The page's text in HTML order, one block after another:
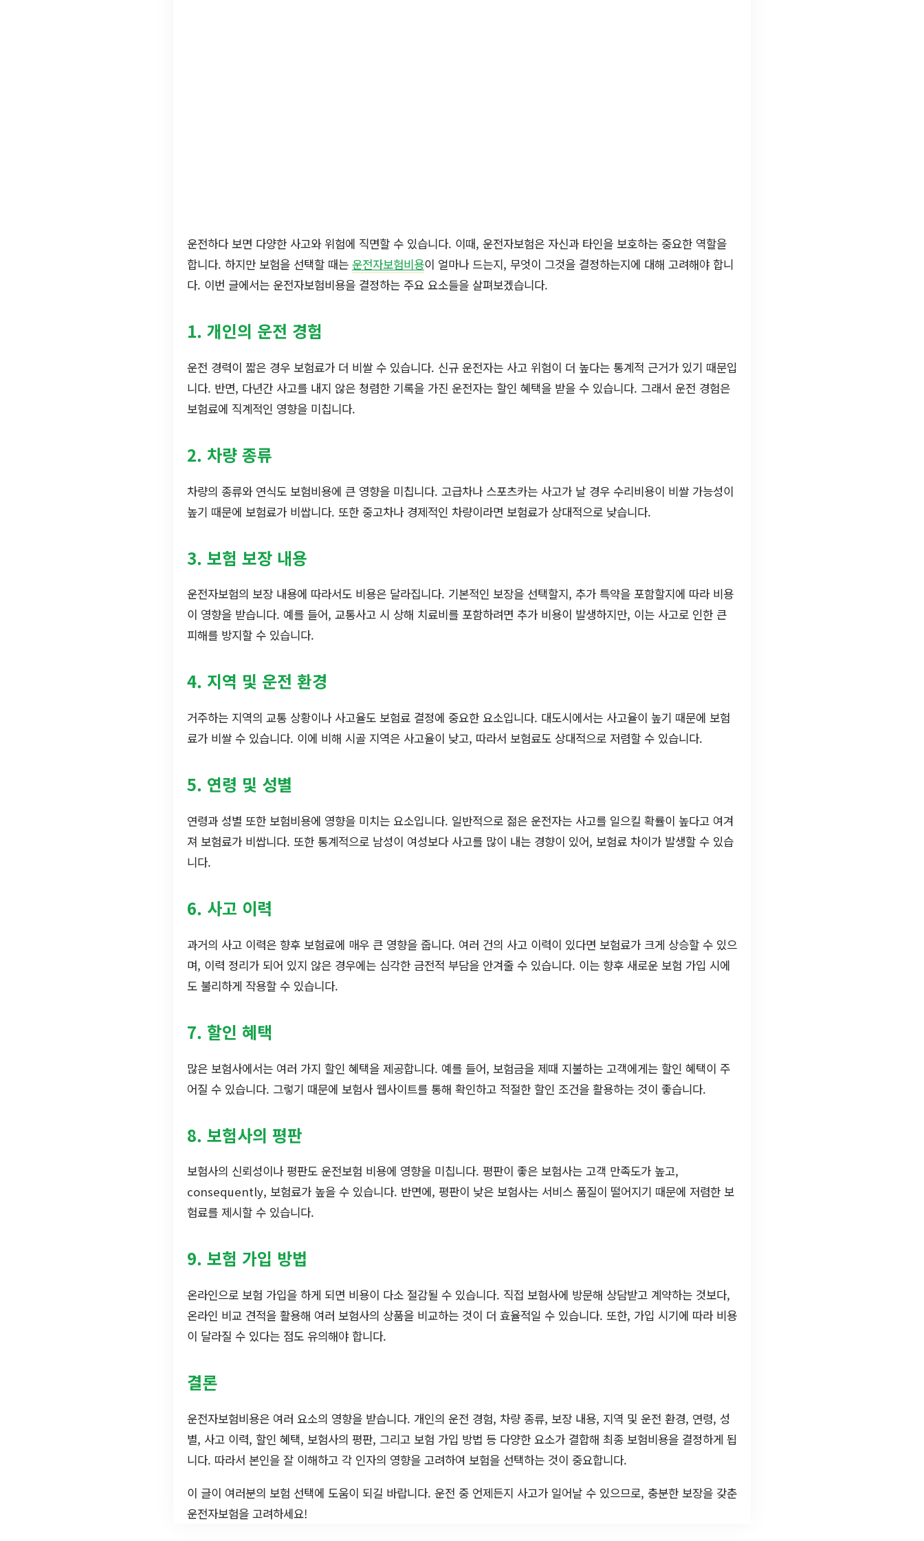
운전하다 보면 다양한 사고와 위험에 직면할 수 있습니다. 이때, 운전자보험은 자신과 타인을 보호하는 중요한 역할을
합니다. 하지만 보험을 선택할 때는 운전자보험비용이 얼마나 드는지, 무엇이 그것을 결정하는지에 대해 고려해야 합니
다. 이번 글에서는 운전자보험비용을 결정하는 주요 요소들을 살펴보겠습니다.
1. 개인의 운전 경험
운전 경력이 짧은 경우 보험료가 더 비쌀 수 있습니다. 신규 운전자는 사고 위험이 더 높다는 통계적 근거가 있기 때문입
니다. 반면, 다년간 사고를 내지 않은 청렴한 기록을 가진 운전자는 할인 혜택을 받을 수 있습니다. 그래서 운전 경험은
보험료에 직계적인 영향을 미칩니다.
2. 차량 종류
차량의 종류와 연식도 보험비용에 큰 영향을 미칩니다. 고급차나 스포츠카는 사고가 날 경우 수리비용이 비쌀 가능성이
높기 때문에 보험료가 비쌉니다. 또한 중고차나 경제적인 차량이라면 보험료가 상대적으로 낮습니다.
3. 보험 보장 내용
운전자보험의 보장 내용에 따라서도 비용은 달라집니다. 기본적인 보장을 선택할지, 추가 특약을 포함할지에 따라 비용
이 영향을 받습니다. 예를 들어, 교통사고 시 상해 치료비를 포함하려면 추가 비용이 발생하지만, 이는 사고로 인한 큰
피해를 방지할 수 있습니다.
4. 지역 및 운전 환경
거주하는 지역의 교통 상황이나 사고율도 보험료 결정에 중요한 요소입니다. 대도시에서는 사고율이 높기 때문에 보험
료가 비쌀 수 있습니다. 이에 비해 시골 지역은 사고율이 낮고, 따라서 보험료도 상대적으로 저렴할 수 있습니다.
5. 연령 및 성별
연령과 성별 또한 보험비용에 영향을 미치는 요소입니다. 일반적으로 젊은 운전자는 사고를 일으킬 확률이 높다고 여겨
져 보험료가 비쌉니다. 또한 통계적으로 남성이 여성보다 사고를 많이 내는 경향이 있어, 보험료 차이가 발생할 수 있습
니다.
6. 사고 이력
과거의 사고 이력은 향후 보험료에 매우 큰 영향을 줍니다. 여러 건의 사고 이력이 있다면 보험료가 크게 상승할 수 있으
며, 이력 정리가 되어 있지 않은 경우에는 심각한 금전적 부담을 안겨줄 수 있습니다. 이는 향후 새로운 보험 가입 시에
도 불리하게 작용할 수 있습니다.
7. 할인 혜택
많은 보험사에서는 여러 가지 할인 혜택을 제공합니다. 예를 들어, 보험금을 제때 지불하는 고객에게는 할인 혜택이 주
어질 수 있습니다. 그렇기 때문에 보험사 웹사이트를 통해 확인하고 적절한 할인 조건을 활용하는 것이 좋습니다.
8. 보험사의 평판
보험사의 신뢰성이나 평판도 운전보험 비용에 영향을 미칩니다. 평판이 좋은 보험사는 고객 만족도가 높고,
consequently, 보험료가 높을 수 있습니다. 반면에, 평판이 낮은 보험사는 서비스 품질이 떨어지기 때문에 저렴한 보
험료를 제시할 수 있습니다.
9. 보험 가입 방법
온라인으로 보험 가입을 하게 되면 비용이 다소 절감될 수 있습니다. 직접 보험사에 방문해 상담받고 계약하는 것보다,
온라인 비교 견적을 활용해 여러 보험사의 상품을 비교하는 것이 더 효율적일 수 있습니다. 또한, 가입 시기에 따라 비용
이 달라질 수 있다는 점도 유의해야 합니다.
결론
운전자보험비용은 여러 요소의 영향을 받습니다. 개인의 운전 경험, 차량 종류, 보장 내용, 지역 및 운전 환경, 연령, 성
별, 사고 이력, 할인 혜택, 보험사의 평판, 그리고 보험 가입 방법 등 다양한 요소가 결합해 최종 보험비용을 결정하게 됩
니다. 따라서 본인을 잘 이해하고 각 인자의 영향을 고려하여 보험을 선택하는 것이 중요합니다.
이 글이 여러분의 보험 선택에 도움이 되길 바랍니다. 운전 중 언제든지 사고가 일어날 수 있으므로, 충분한 보장을 갖춘
운전자보험을 고려하세요!